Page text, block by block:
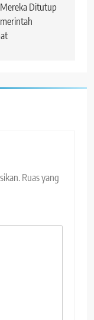
Ditutup
Ruas yang